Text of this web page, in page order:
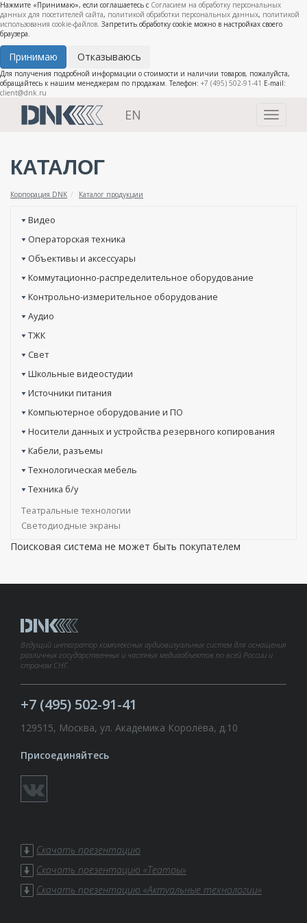
Нажмите «Принимаю», если соглашаетесь с Согласием на обработку персональных
данных для посетителей сайта, политикой обработки персональных данных, политикой
использования cookie-файлов. Запретить обработку cookie можно в настройках своего
браузера.
Принимаю Отказываюсь
Для получения подробной информации о стоимости и наличии товаров, пожалуйста,
обращайтесь к нашим менеджерам по продажам. Телефон: +7 (495) 502-91-41 E-mail:
client@dnk.ru
Toggle
EN
КАТАЛОГ
Корпорация DNK Каталог продукции
Видео
Операторская техника
Объективы и аксессуары
Коммутационно-распределительное оборудование
Контрольно-измерительное оборудование
Аудио
ТЖК
Свет
Школьные видеостудии
Источники питания
Компьютерное оборудование и ПО
Носители данных и устройства резервного копирования
Кабели, разъемы
Технологическая мебель
Техника б/у
Театральные технологии
Светодиодные экраны
Поисковая система не может быть покупателем
Ведущий интегратор комплексных аудиовизуальных систем для оснащения
различных государственных и частных медиаобъектов по всей России и
странам СНГ.
+7 (495) 502-91-41
129515, Москва, ул. Академика Королёва, д.10
Присоединяйтесь
Скачать презентацию
Скачать презентацию «Театры»
Скачать презентацию «Актуальные технологии»